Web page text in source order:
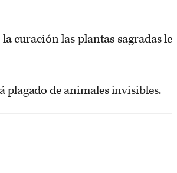
curación las plantas sagradas le
plagado de animales invisibles.